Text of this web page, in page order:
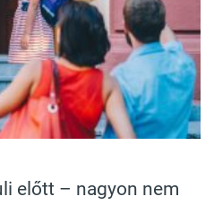
előtt – nagyon nem